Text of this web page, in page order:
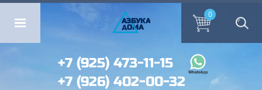
ОМА ПЕРЕЗВОНИТЕ МНЕ
ОМА
АЗБУКА
0
+7 (925) 473-11-15
+7 (926) 402-00-32